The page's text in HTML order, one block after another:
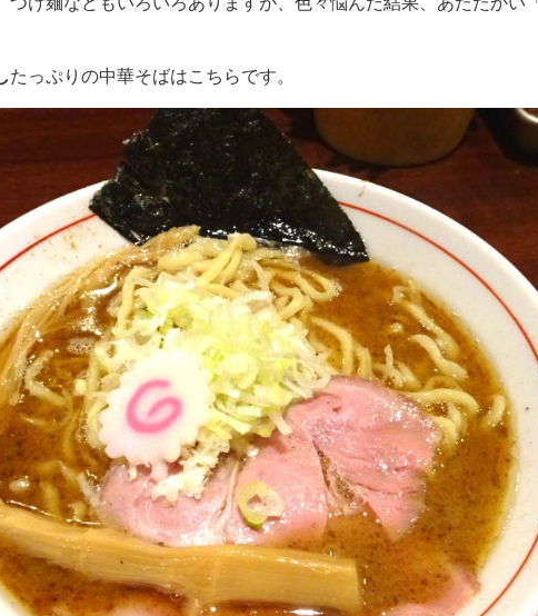
たっぷりの中華そばはこちらです。